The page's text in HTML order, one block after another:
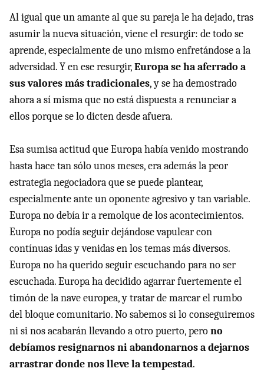
Al igual que un amante al que su pareja le ha dejado, tras
asumir la nueva situación, viene el resurgir: de todo se
aprende, especialmente de uno mismo enfretándose a la
adversidad. Y en ese resurgir,Europa se ha aferrado a
sus valores más tradicionales, y se ha demostrado
ahora a sí misma que no está dispuesta a renunciar a
ellos porque se lo dicten desde afuera.
Esa sumisa actitud que Europa había venido mostrando
hasta hace tan sólo unos meses, era además la peor
estrategia negociadora que se puede plantear,
especialmente ante un oponente agresivo y tan variable.
Europa no debía ir a remolque de los acontecimientos.
Europa no podía seguir dejándose vapulear con
contínuas idas y venidas en los temas más diversos.
Europa no ha querido seguir escuchando para no ser
escuchada. Europa ha decidido agarrar fuertemente el
timón de la nave europea, y tratar de marcar el rumbo
del bloque comunitario. No sabemos si lo conseguiremos
ni si nos acabarán llevando a otro puerto, perono
debíamos resignarnos ni abandonarnos a dejarnos
arrastrar donde nos lleve la tempestad.